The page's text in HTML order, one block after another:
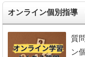
オンライン個別指導
質
ン